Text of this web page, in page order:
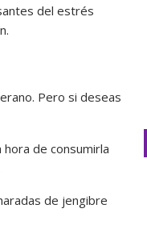
del estrés
Pero si deseas
de consumirla
de jengibre